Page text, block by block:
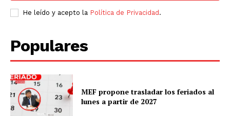
He leído y acepto la Política de Privacidad .
Populares
MEF propone trasladar los feriados al
lunes a partir de 2027